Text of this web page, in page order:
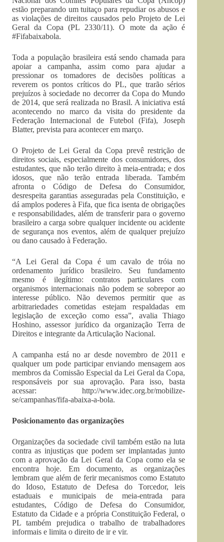
estão preparando um tuitaço para repudiar os abusos e
as violações de direitos causados pelo Projeto de Lei
Geral da Copa (PL 2330/11). O mote da ação é
#Fifabaixabola.
Toda a população brasileira está sendo chamada para
apoiar a campanha, assim como para ajudar a
pressionar os tomadores de decisões políticas a
reverem os pontos críticos do PL, que trarão sérios
prejuízos à sociedade no decorrer da Copa do Mundo
de 2014, que será realizada no Brasil. A iniciativa está
acontecendo no marco da visita do presidente da
Federação Internacional de Futebol (Fifa), Joseph
Blatter, prevista para acontecer em março.
O Projeto de Lei Geral da Copa prevê restrição de
direitos sociais, especialmente dos consumidores, dos
estudantes, que não terão direito à meia-entrada; e dos
idosos, que não terão entrada liberada. Também
afronta o Código de Defesa do Consumidor,
desrespeita garantias asseguradas pela Constituição, e
dá amplos poderes à Fifa, que fica isenta de obrigações
e responsabilidades, além de transferir para o governo
brasileiro a carga sobre qualquer incidente ou acidente
de segurança nos eventos, além de qualquer prejuízo
ou dano causado à Federação.
“A Lei Geral da Copa é um cavalo de tróia no
ordenamento jurídico brasileiro. Seu fundamento
mesmo é ilegítimo: contratos particulares com
organismos internacionais não podem se sobrepor ao
interesse público. Não devemos permitir que as
arbitrariedades cometidas estejam respaldadas em
legislação de exceção como essa”, avalia Thiago
Hoshino, assessor jurídico da organização Terra de
Direitos e integrante da Articulação Nacional.
A campanha está no ar desde novembro de 2011 e
qualquer um pode participar enviando mensagem aos
membros da Comissão Especial da Lei Geral da Copa,
responsáveis por sua aprovação. Para isso, basta
acessar: http://www.idec.org.br/mobilize-
se/campanhas/fifa-abaixa-a-bola.
Posicionamento das organizações
Organizações da sociedade civil também estão na luta
contra as injustiças que podem ser implantadas junto
com a aprovação da Lei Geral da Copa como ela se
encontra hoje. Em documento, as organizações
lembram que além de ferir mecanismos como Estatuto
do Idoso, Estatuto de Defesa do Torcedor, leis
estaduais e municipais de meia-entrada para
estudantes, Código de Defesa do Consumidor,
Estatuto da Cidade e a própria Constituição Federal, o
PL também prejudica o trabalho de trabalhadores
informais e limita o direito de ir e vir.